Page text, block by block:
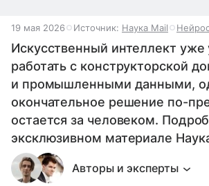
19 мая 2026 Источник: Наука Mail
Искусственный интеллект уже
работать с конструкторской
и промышленными данными,
окончательное решение по-
остается за человеком.
эксклюзивном материале
Авторы и эксперты